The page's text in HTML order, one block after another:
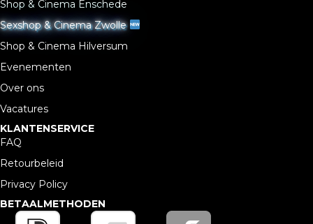
Shop & Cinema Enschede
Sexshop & Cinema Zwolle
Shop & Cinema Hilversum
Evenementen
Over ons
Vacatures
KLANTENSERVICE
FAQ
Retourbeleid
Privacy Policy
BETAALMETHODEN